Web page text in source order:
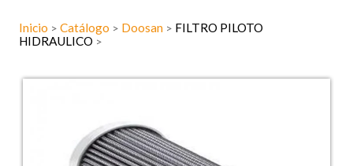
Inicio > Catálogo > Doosan > FILTRO PILOTO
HIDRAULICO >